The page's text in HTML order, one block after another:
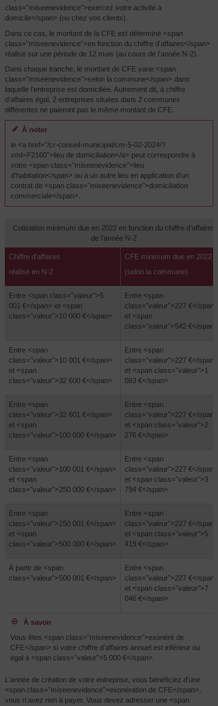
class="miseenevidence">exercez votre activité à
domicile</span> (ou chez vos clients).
Dans ce cas, le montant de la CFE est déterminé <span
class="miseenevidence">en fonction du chiffre d'affaires</span>
réalisé sur une période de 12 mois (au cours de l'année N-2).
Dans chaque tranche, le montant de CFE varie <span
class="miseenevidence">selon la commune</span> dans
laquelle l'entreprise est domiciliée. Autrement dit, à chiffre
d'affaires égal, 2 entreprises situées dans 2 communes
différentes ne paieront pas le même montant de CFE.
À noter
le <a href="/cr-conseil-municipal/cm-5-02-2024/?
xml=F2160">lieu de domiciliation</a> peut correspondre à
votre <span class="miseenevidence">lieu
d'habitation</span> ou à un autre lieu en application d'un
contrat de <span class="miseenevidence">domiciliation
commerciale</span>.
Cotisation minimum due en 2022 en fonction du chiffre d'affaires
de l'année N-2
Chiffre d'affaires
réalisé en N-2
CFE minimum due en 2022
(selon la commune)
Entre <span class="valeur">5
001 €</span> et <span
class="valeur">10 000 €</span>
Entre <span
class="valeur">227 €</span>
et <span
class="valeur">542 €</span>
Entre <span
class="valeur">10 001 €</span>
et <span
class="valeur">32 600 €</span>
Entre <span
class="valeur">227 €</span>
et <span class="valeur">1
083 €</span>
Entre <span
class="valeur">32 601 €</span>
et <span
class="valeur">100 000 €</span>
Entre <span
class="valeur">227 €</span>
et <span class="valeur">2
276 €</span>
Entre <span
class="valeur">100 001 €</span>
et <span
class="valeur">250 000 €</span>
Entre <span
class="valeur">227 €</span>
et <span class="valeur">3
794 €</span>
Entre <span
class="valeur">250 001 €</span>
et <span
class="valeur">500 000 €</span>
Entre <span
class="valeur">227 €</span>
et <span class="valeur">5
419 €</span>
À partir de <span
class="valeur">500 001 €</span>
Entre <span
class="valeur">227 €</span>
et <span class="valeur">7
046 €</span>
À savoir
Vous êtes <span class="miseenevidence">exonéré de
CFE</span> si votre chiffre d'affaires annuel est inférieur ou
égal à <span class="valeur">5 000 €</span>.
L'année de création de votre entreprise, vous bénéficiez d'une
<span class="miseenevidence">exonération de CFE</span>,
vous n'avez rien à payer. Vous devez adresser une <span